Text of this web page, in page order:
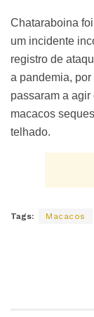
Chataraboina
um incidente
registro de
a pandemia,
passaram a
macacos
telhado.
Tags: Macacos